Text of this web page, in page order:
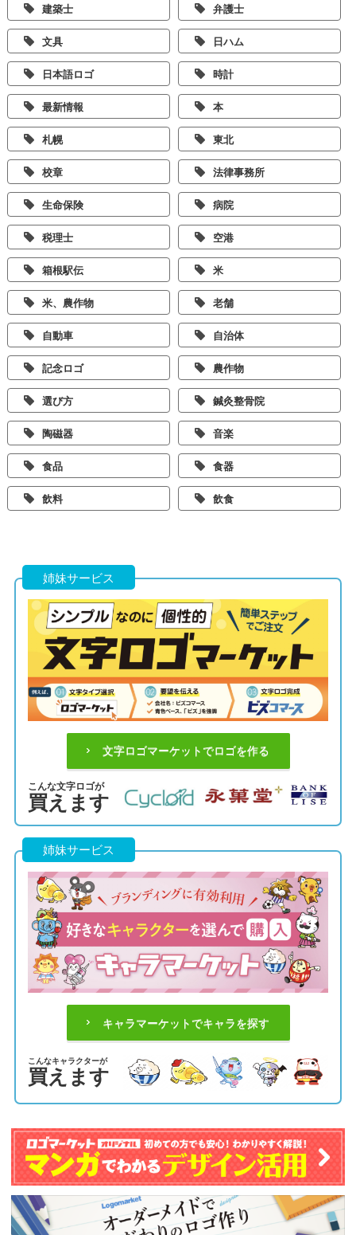
建築士 弁護士
文具 日ハム
日本語ロゴ 時計
最新情報 本
札幌 東北
校章 法律事務所
生命保険 病院
税理士 空港
箱根駅伝 米
米、農作物 老舗
自動車 自治体
記念ロゴ 農作物
選び方 鍼灸整骨院
陶磁器 音楽
食品 食器
飲料 飲食
姉妹サービス
文字ロゴマーケットでロゴを作る
こんな文字ロゴが
買えます
姉妹サービス
キャラマーケットでキャラを探す
こんなキャラクターが
買えます